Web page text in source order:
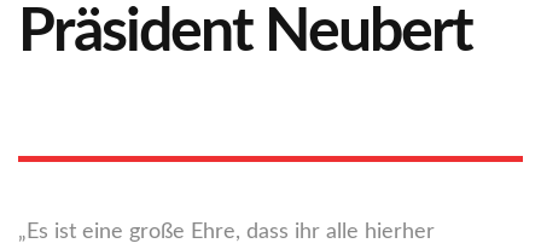
Präsident Neubert
„Es ist eine große Ehre, dass ihr alle hierher